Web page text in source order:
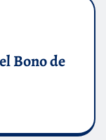
Bono de